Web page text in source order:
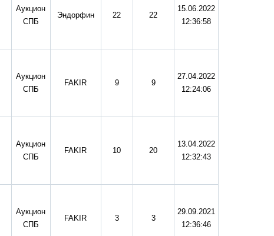
Аукцион
СПБ
Эндорфин 22 22
15.06.2022
12:36:58
Аукцион
СПБ
FAKIR 9 9
27.04.2022
12:24:06
Аукцион
СПБ
FAKIR 10 20
13.04.2022
12:32:43
Аукцион
СПБ
FAKIR 3 3
29.09.2021
12:36:46